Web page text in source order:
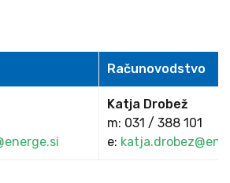
Računovodstvo
Katja Drobež
m: 031 / 388 101
e:
orodje